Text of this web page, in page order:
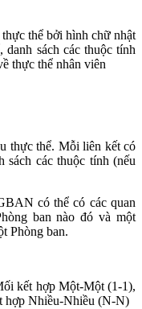
thể bởi hình chữ nhật
sách các thuộc tính
thực thể nhân viên
thực thể. Mỗi liên kết có
sách các thuộc tính (nếu
có thể có các quan
ban nào đó và một
Phòng ban.
kết hợp Một-Một (1-1),
hợp Nhiều-Nhiều (N-N)